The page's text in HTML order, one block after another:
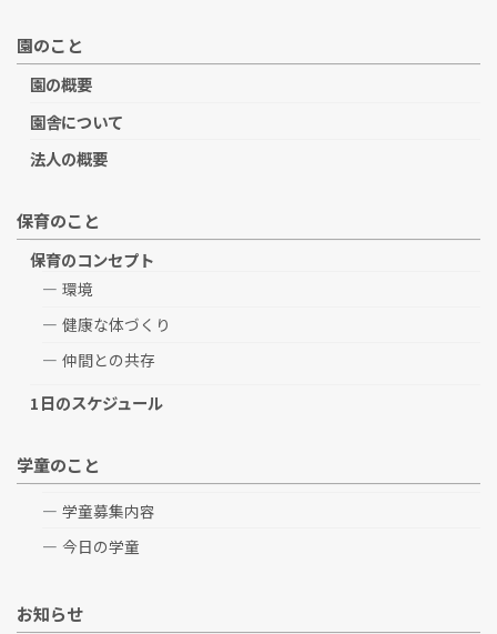
園のこと
園の概要
園舎について
法人の概要
保育のこと
保育のコンセプト
環境
健康な体づくり
仲間との共存
1日のスケジュール
学童のこと
学童募集内容
今日の学童
お知らせ